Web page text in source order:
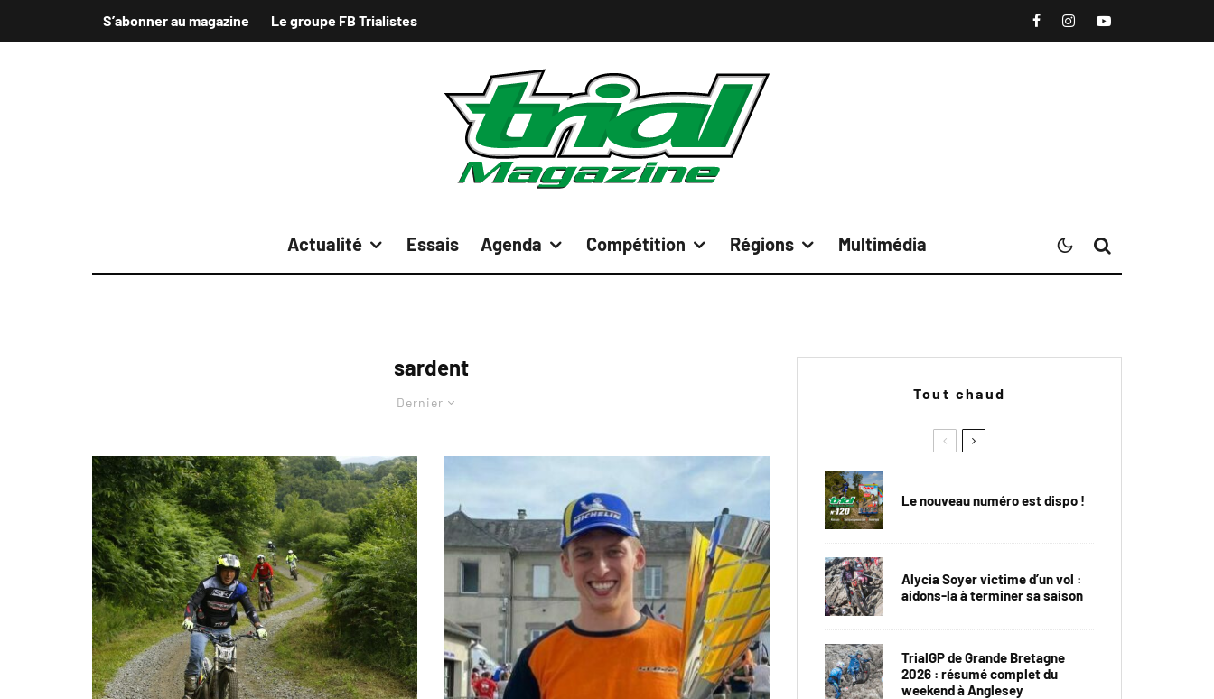
S’abonner au magazine Le groupe FB Trialistes
Actualité Essais Agenda Compétition Régions Multimédia
sardent
Dernier
Tout chaud
Le nouveau numéro est dispo !
Alycia Soyer victime d’un vol :
aidons-la à terminer sa saison
TrialGP de Grande Bretagne
2026 : résumé complet du
weekend à Anglesey